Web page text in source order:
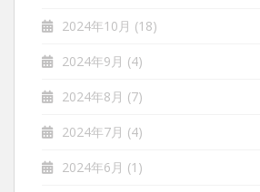
2024年10月 (18)
2024年9月 (4)
2024年8月 (7)
2024年7月 (4)
2024年6月 (1)